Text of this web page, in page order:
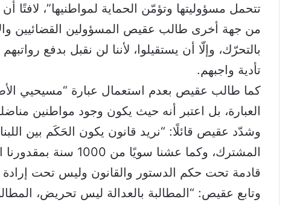
تتحمل مسؤوليتها وتؤمّن الحماية لمواطنيها”، لافتًا
من جهة أخرى طالب عقيص المسؤولين القضائيين
بالتحرّك، وإلّا أن يستقيلوا، لأننا لن نقبل بدفع
تأدية واجبهم.
كما طالب عقيص بعدم استعمال عبارة “مسيحيي
العبارة، بل اعتبر أنه حيث يكون وجود مواطنين
وشدّد عقيص قائلًا: “نريد قانون يكون الحَكَم بين
قادمة تحت حكم الدستور والقانون وليس تحت
وتابع عقيص: “المطالبة بالعدالة ليس تحريض،